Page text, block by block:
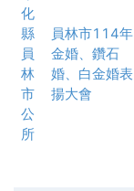
化
縣
員
林
市
公
所
員林市114年
金婚、鑽石
婚、白金婚表
揚大會